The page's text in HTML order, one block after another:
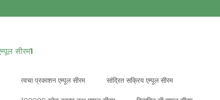
सीरम1
त्वचा प्रकाशन एम्पूल सीरम सांद्रित सक्रिय एम्पूल सीरम